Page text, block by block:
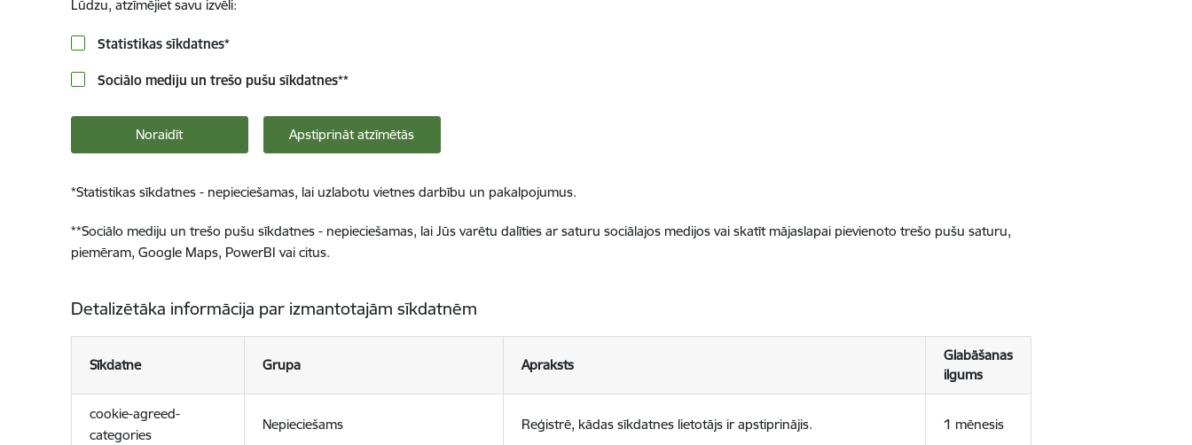
Lūdzu, atzīmējiet savu izvēli:
Statistikas sīkdatnes*
Sociālo mediju un trešo pušu sīkdatnes**
Noraidīt Apstiprināt atzīmētās
*Statistikas sīkdatnes - nepieciešamas, lai uzlabotu vietnes darbību un pakalpojumus.
**Sociālo mediju un trešo pušu sīkdatnes - nepieciešamas, lai Jūs varētu dalīties ar saturu sociālajos medijos vai skatīt mājaslapai pievienoto trešo pušu saturu,
piemēram, Google Maps, PowerBI vai citus.
Detalizētāka informācija par izmantotajām sīkdatnēm
Sīkdatne Grupa Apraksts
Glabāšanas
ilgums
cookie-agreed-
categories
Nepieciešams Reģistrē, kādas sīkdatnes lietotājs ir apstiprinājis. 1 mēnesis